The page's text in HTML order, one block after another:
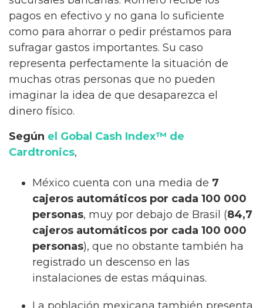
pagos en efectivo y no gana lo suficiente
como para ahorrar o pedir préstamos para
sufragar gastos importantes. Su caso
representa perfectamente la situación de
muchas otras personas que no pueden
imaginar la idea de que desaparezca el
dinero físico.
Según el Gobal Cash Index™ de
Cardtronics,
México cuenta con una media de 7
cajeros automáticos por cada 100 000
personas, muy por debajo de Brasil (84,7
cajeros automáticos por cada 100 000
personas), que no obstante también ha
registrado un descenso en las
instalaciones de estas máquinas.